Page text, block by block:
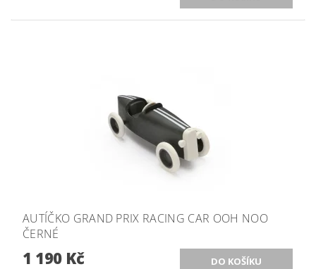
AUTÍČKO GRAND PRIX RACING CAR OOH NOO
ČERNÉ
1 190 Kč